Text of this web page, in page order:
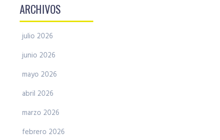
ARCHIVOS
julio 2026
junio 2026
mayo 2026
abril 2026
marzo 2026
febrero 2026